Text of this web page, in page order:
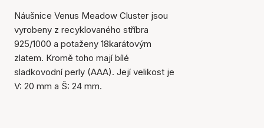
Náušnice Venus Meadow Cluster jsou
vyrobeny z recyklovaného stříbra
925/1000 a potaženy 18karátovým
zlatem. Kromě toho mají bílé
sladkovodní perly (AAA). Její velikost je
V: 20 mm a Š: 24 mm.